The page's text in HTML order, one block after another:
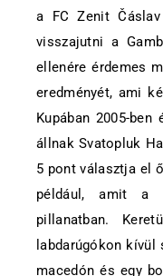
a FC Zenit
visszajutni a
ellenére érdemes
eredményét, ami
Kupában 2005-ben
állnak Svatopluk
5 pont választja el
például, amit a
pillanatban.
labdarúgókon
macedón és egy